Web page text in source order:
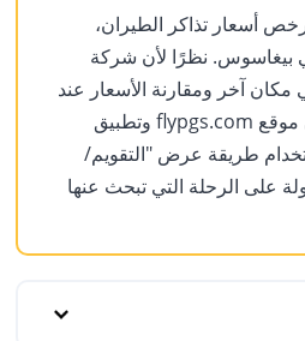
أسعار تذاكر الطيران،
بيغاسوس. نظرًا لأن شركة
آخر ومقارنة الأسعار عند
شراء تذكرة الطيران. لأنه يمكنك العثور على أرخص تذاكر Pegasus فقط على موقع flypgs.com وتطبيق
طريقة عرض "التقويم/
على الرحلة التي تبحث عنها